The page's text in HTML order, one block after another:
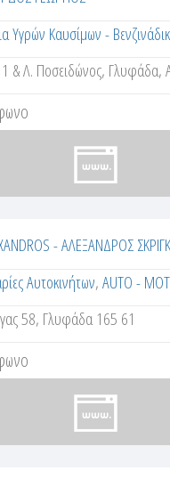
Υγρών Καυσίμων -
& Λ. Ποσειδώνος, Γλυφάδα,
- ΑΛΕΞΑΝΔΡΟΣ
Αυτοκινήτων,AUTO -
58, Γλυφάδα 165 61